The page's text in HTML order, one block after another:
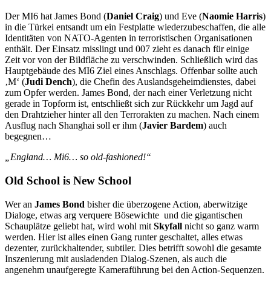
Der MI6 hat James Bond (Daniel Craig) und Eve (Naomie Harris)
in die Türkei entsandt um ein Festplatte wiederzubeschaffen, die alle
Identitäten von NATO-Agenten in terroristischen Organisationen
enthält. Der Einsatz misslingt und 007 zieht es danach für einige
Zeit vor von der Bildfläche zu verschwinden. Schließlich wird das
Hauptgebäude des MI6 Ziel eines Anschlags. Offenbar sollte auch
‚M‘ (Judi Dench), die Chefin des Auslandsgeheimdienstes, dabei
zum Opfer werden. James Bond, der nach einer Verletzung nicht
gerade in Topform ist, entschließt sich zur Rückkehr um Jagd auf
den Drahtzieher hinter all den Terrorakten zu machen. Nach einem
Ausflug nach Shanghai soll er ihm (Javier Bardem) auch
begegnen…
„England… Mi6… so old-fashioned!“
Old School is New School
Wer an James Bond bisher die überzogene Action, aberwitzige
Dialoge, etwas arg verquere Bösewichte und die gigantischen
Schauplätze geliebt hat, wird wohl mit Skyfall nicht so ganz warm
werden. Hier ist alles einen Gang runter geschaltet, alles etwas
dezenter, zurückhaltender, subtiler. Dies betrifft sowohl die gesamte
Inszenierung mit ausladenden Dialog-Szenen, als auch die
angenehm unaufgeregte Kameraführung bei den Action-Sequenzen.